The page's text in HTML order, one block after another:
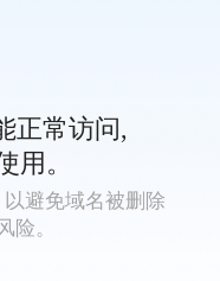
正常访问,
用。
避免域名被删除
险。